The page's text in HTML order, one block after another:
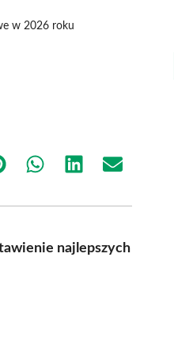
w 2026 roku
Share Share Share
najlepszych